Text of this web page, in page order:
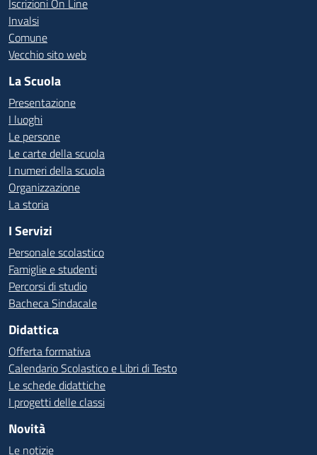
Iscrizioni On Line
Invalsi
Comune
Vecchio sito web
La Scuola
Presentazione
I luoghi
Le persone
Le carte della scuola
I numeri della scuola
Organizzazione
La storia
I Servizi
Personale scolastico
Famiglie e studenti
Percorsi di studio
Bacheca Sindacale
Didattica
Offerta formativa
Calendario Scolastico e Libri di Testo
Le schede didattiche
I progetti delle classi
Novità
Le notizie